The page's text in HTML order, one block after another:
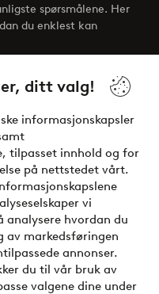
ditt valg!
informasjonskapsler
tilpasset innhold og for
på nettstedet vårt.
vi
analysere hvordan du
av markedsføringen
annonser.
du til vår bruk av
valgene dine under
spørsmålene. Her
du enklest kan
Betalingsmåte